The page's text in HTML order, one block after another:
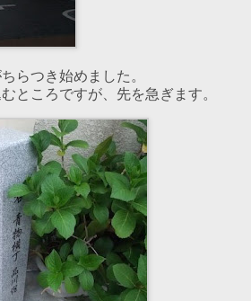
らつき始めました。
ところですが、先を急ぎます。